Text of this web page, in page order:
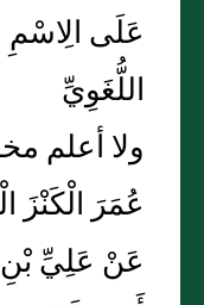
عَلَى الِاسْمِ
اللُّغَوِيِّ
ولا أعلم
عُمَرَ الْكَنْزَ
عَنْ عَلِيِّ بْنِ